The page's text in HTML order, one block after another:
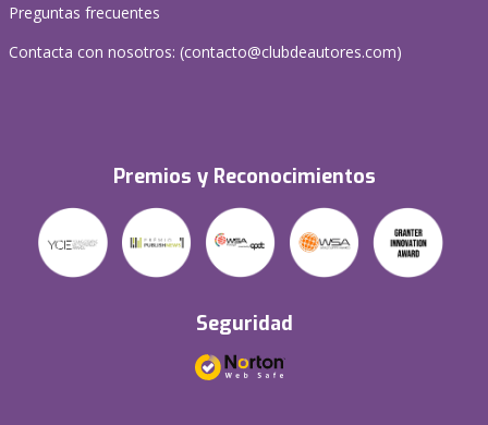
Preguntas frecuentes
Contacta con nosotros: (contacto@clubdeautores.com)
Premios y Reconocimientos
Seguridad